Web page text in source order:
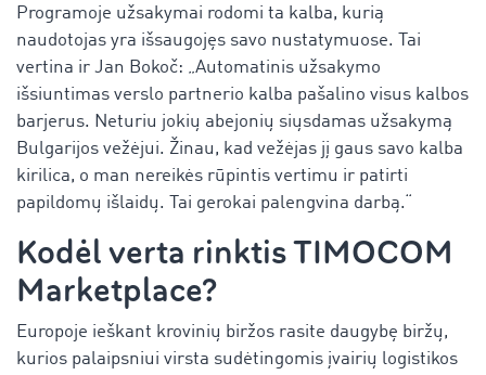
Programoje užsakymai rodomi ta kalba, kurią
naudotojas yra išsaugojęs savo nustatymuose. Tai
vertina ir Jan Bokoč: „Automatinis užsakymo
išsiuntimas verslo partnerio kalba pašalino visus kalbos
barjerus. Neturiu jokių abejonių siųsdamas užsakymą
Bulgarijos vežėjui. Žinau, kad vežėjas jį gaus savo kalba
kirilica, o man nereikės rūpintis vertimu ir patirti
papildomų išlaidų. Tai gerokai palengvina darbą.“
Kodėl verta rinktis TIMOCOM
Marketplace?
Europoje ieškant krovinių biržos rasite daugybę biržų,
kurios palaipsniui virsta sudėtingomis įvairių logistikos